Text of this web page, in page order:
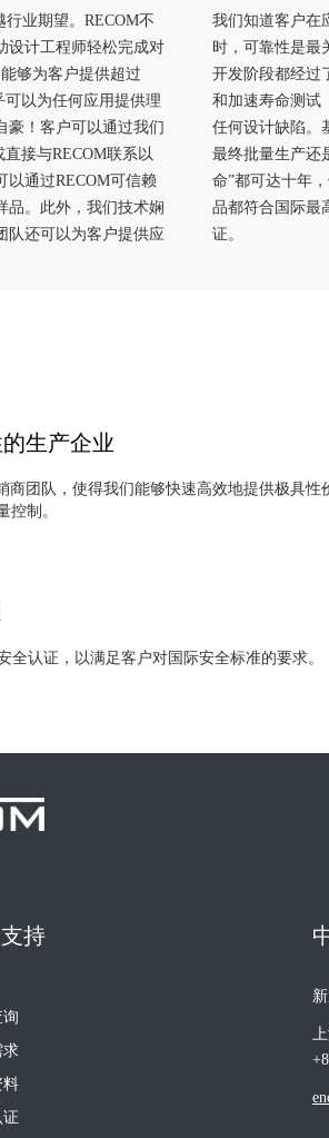
业期望。RECOM不
设计工程师轻松完成对
够为客户提供超过
可以为任何应用提供理
豪！客户可以通过我们
直接与RECOM联系以
以通过RECOM可信赖
品。此外，我们技术娴
队还可以为客户提供应
我们知道客户在
时，可靠性是最
开发阶段都经过
和加速寿命测试
任何设计缺陷。
最终批量生产还
命”都可达十年
品都符合国际最
证。
生产企业
团队，使得我们能够快速高效地提供极具
控制。
全认证，以满足客户对国际安全标准的要求。
持
求
料
证